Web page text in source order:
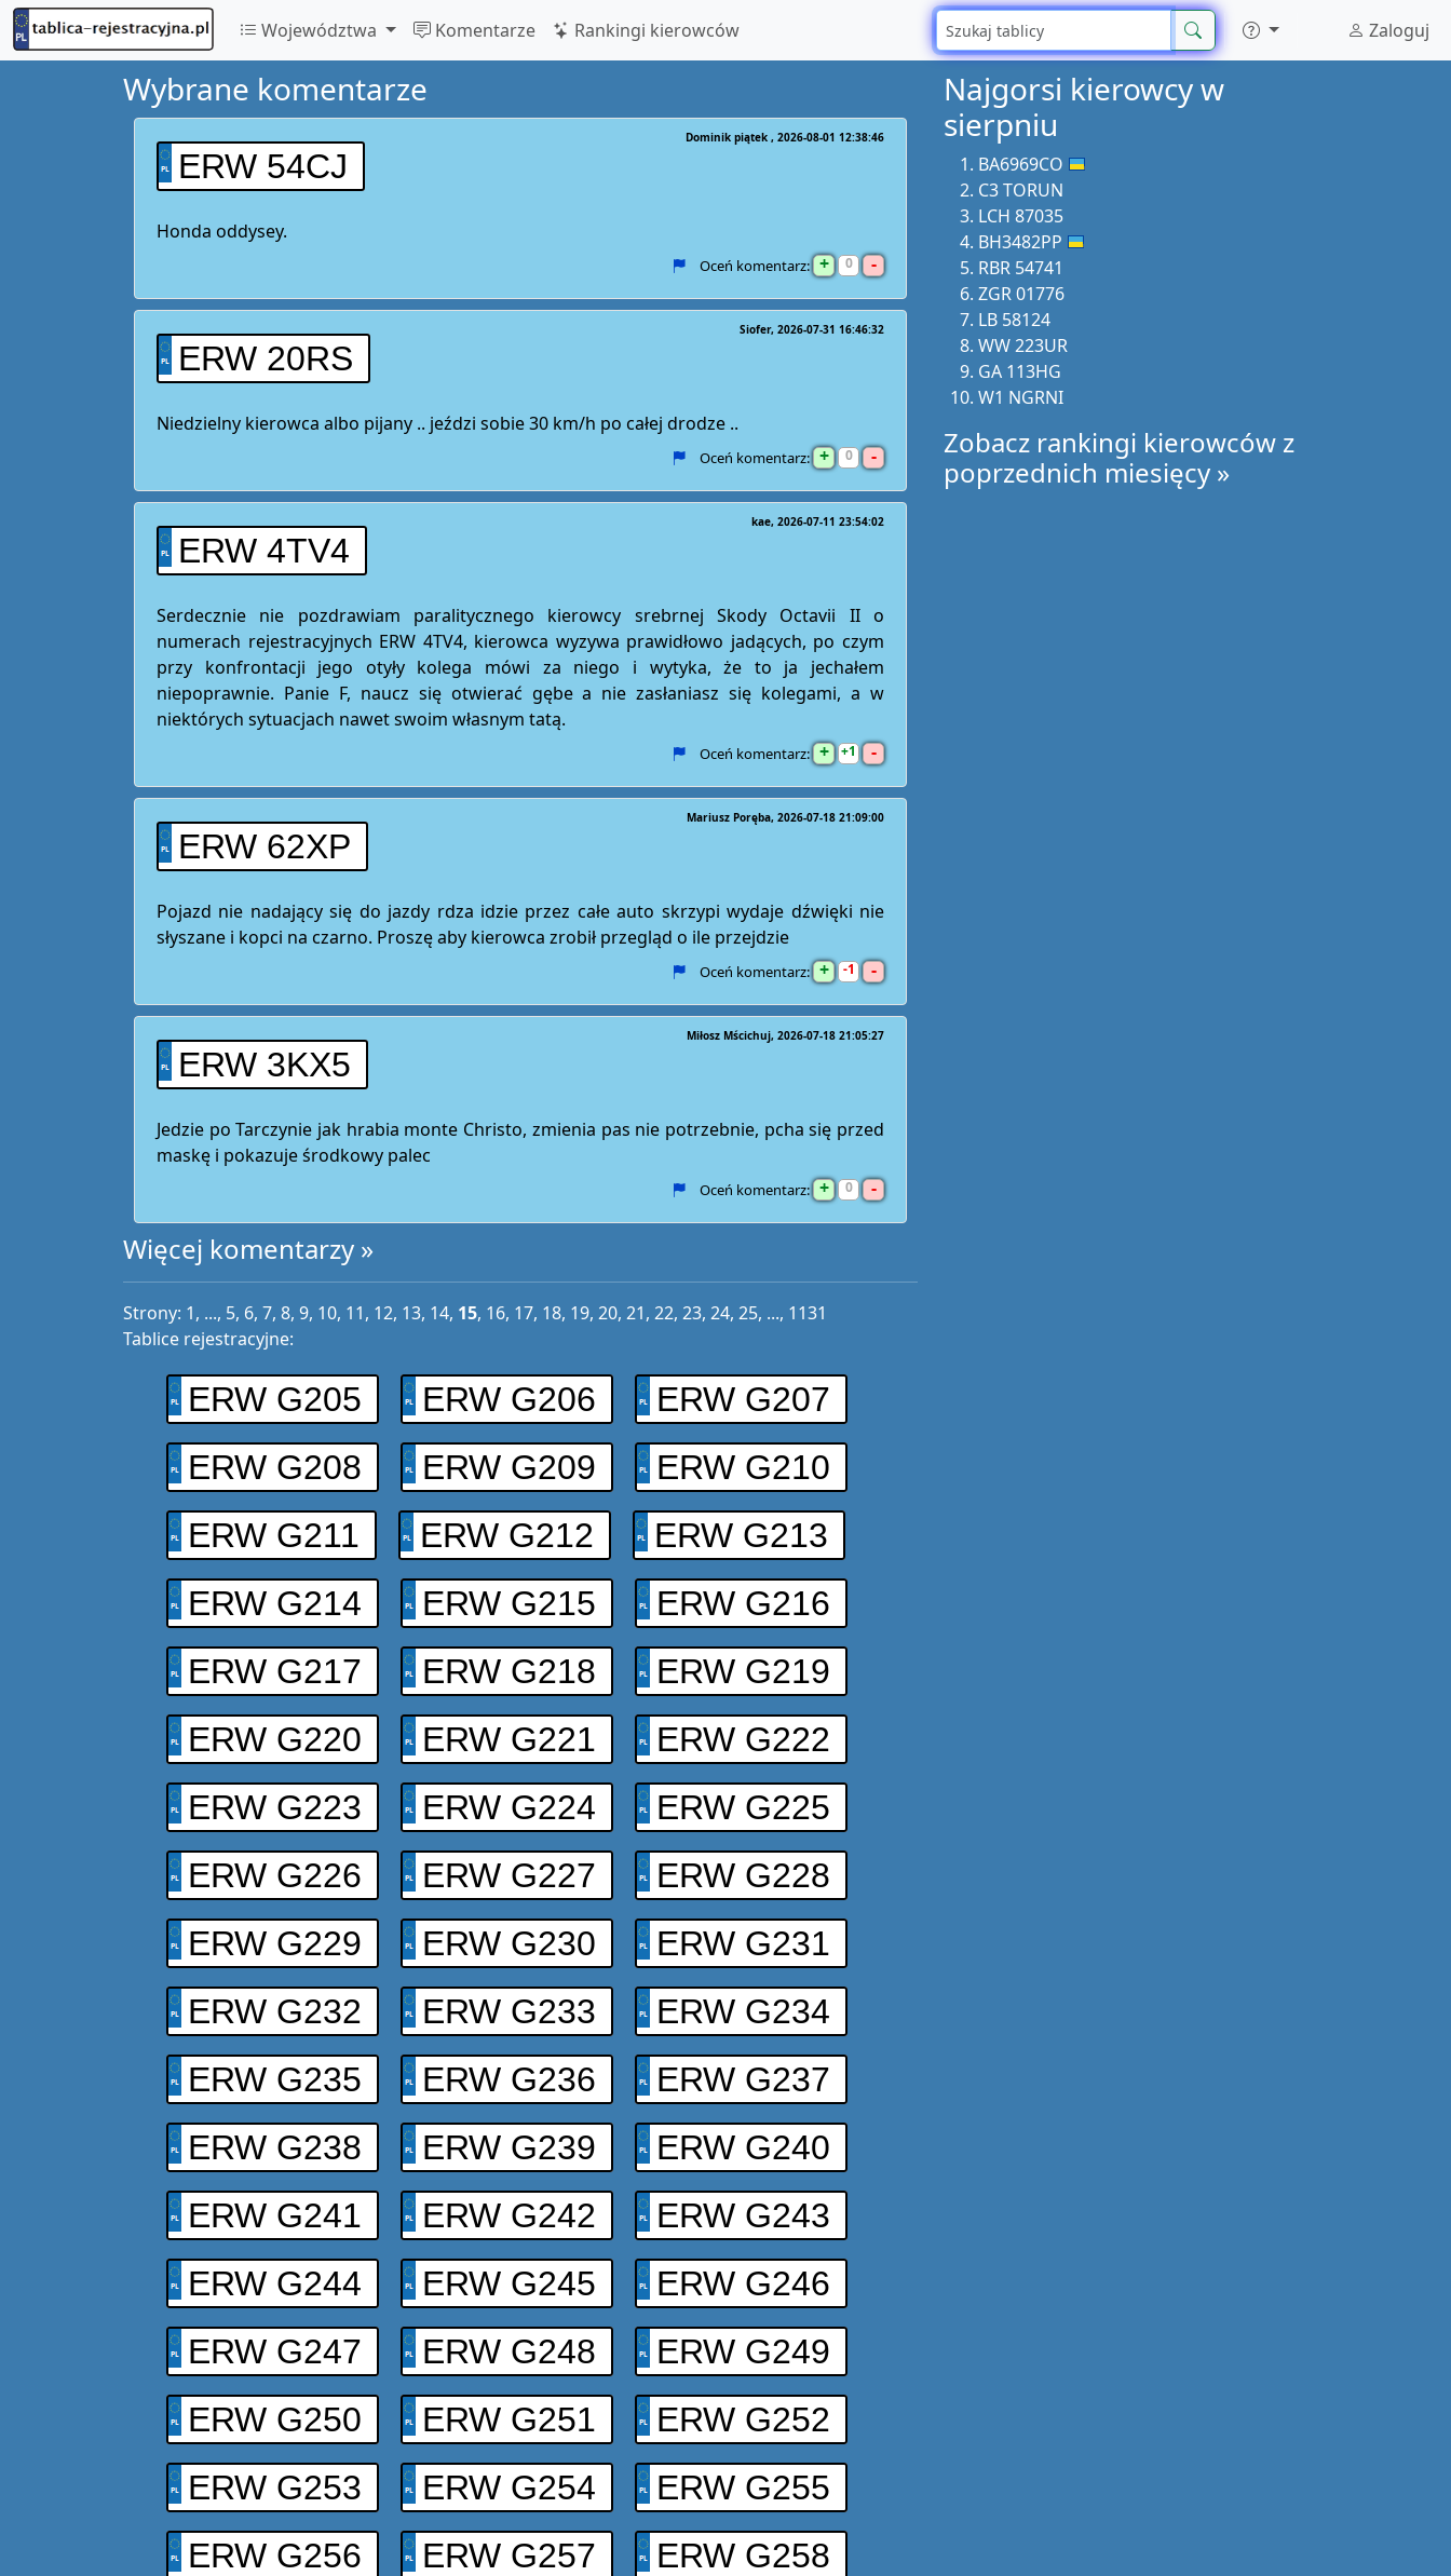
Województwa Komentarze Rankingi kierowców Zaloguj
Wybrane komentarze
ERW 54CJ
Dominik piątek 2026-08-01 12:38:46
Honda oddysey.
Oceń komentarz: + 0 -
ERW 20RS
Siofer 2026-07-31 16:46:32
Niedzielny kierowca albo pijany .. jeździ sobie 30 km/h po całej drodze ..
Oceń komentarz: + 0 -
ERW 4TV4
kae 2026-07-11 23:54:02
Serdecznie nie pozdrawiam paralitycznego kierowcy srebrnej Skody Octavii II o
numerach rejestracyjnych ERW 4TV4, kierowca wyzywa prawidłowo jadących, po czym
przy konfrontacji jego otyły kolega mówi za niego i wytyka, że to ja jechałem
niepoprawnie. Panie F, naucz się otwierać gębe a nie zasłaniasz się kolegami, a w
niektórych sytuacjach nawet swoim własnym tatą.
Oceń komentarz: + 1 -
ERW 62XP
Mariusz Poręba 2026-07-18 21:09:00
Pojazd nie nadający się do jazdy rdza idzie przez całe auto skrzypi wydaje dźwięki nie
słyszane i kopci na czarno. Proszę aby kierowca zrobił przegląd o ile przejdzie
Oceń komentarz: + 1 -
ERW 3KX5
Miłosz Mścichuj 2026-07-18 21:05:27
Jedzie po Tarczynie jak hrabia monte Christo, zmienia pas nie potrzebnie, pcha się przed
maskę i pokazuje środkowy palec
Oceń komentarz: + 0 -
Więcej komentarzy »
Strony: 1, ..., 5, 6, 7, 8, 9, 10, 11, 12, 13, 14, 15, 16, 17, 18, 19, 20, 21, 22, 23, 24, 25, ..., 1131
Tablice rejestracyjne:
ERW G205 ERW G206
ERW G207
ERW G208
ERW G209
ERW G210
ERW G211
ERW G212
ERW G213
ERW G214
ERW G215
ERW G216
ERW G217
ERW G218
ERW G219
ERW G220
ERW G221
ERW G222
ERW G223
ERW G224
ERW G225
ERW G226
ERW G227
ERW G228
ERW G229
ERW G230
ERW G231
ERW G232
ERW G233
ERW G234
ERW G235
ERW G236
ERW G237
ERW G238
ERW G239
ERW G240
ERW G241
ERW G242
ERW G243
ERW G244
ERW G245
ERW G246
ERW G247
ERW G248
ERW G249
ERW G250
ERW G251
ERW G252
ERW G253
ERW G254
ERW G255
ERW G256
ERW G257
ERW G258
Najgorsi kierowcy w
sierpniu
BA6969CO
C3 TORUN
LCH 87035
BH3482PP
RBR 54741
ZGR 01776
LB 58124
WW 223UR
GA 113HG
W1 NGRNI
Zobacz rankingi kierowców z
poprzednich miesięcy »